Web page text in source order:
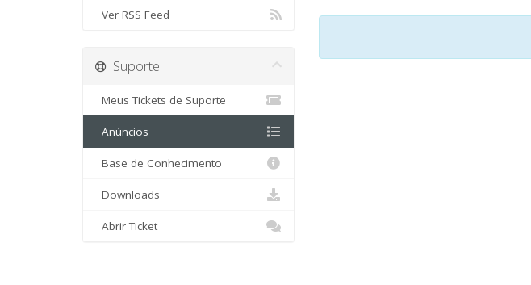
Ver RSS Feed
Suporte
Meus Tickets de Suporte
Anúncios
Base de Conhecimento
Downloads
Abrir Ticket